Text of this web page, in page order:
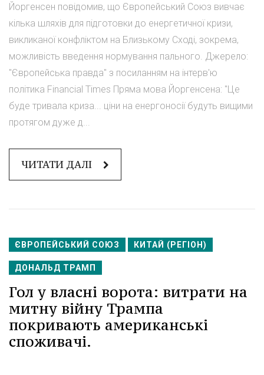
Йоргенсен повідомив, що Європейський Союз вивчає
кілька шляхів для підготовки до енергетичної кризи,
викликаної конфліктом на Близькому Сході, зокрема,
можливість введення нормування пального. Джерело:
"Європейська правда" з посиланням на інтерв'ю
політика Financial Times Пряма мова Йоргенсена: "Це
буде тривала криза... ціни на енергоносії будуть вищими
протягом дуже д...
ЧИТАТИ ДАЛІ
ЄВРОПЕЙСЬКИЙ СОЮЗ КИТАЙ (РЕГІОН)
ДОНАЛЬД ТРАМП
Гол у власні ворота: витрати на
митну війну Трампа
покривають американські
споживачі.